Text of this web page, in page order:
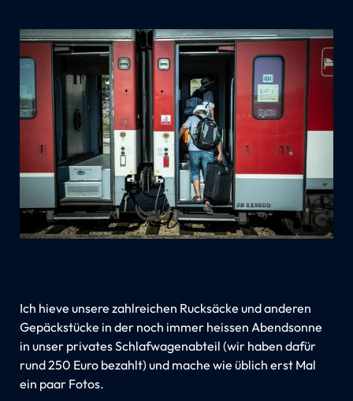
Ich hieve unsere zahlreichen Rucksäcke und anderen
Gepäckstücke in der noch immer heissen Abendsonne
in unser privates Schlafwagenabteil (wir haben dafür
rund 250 Euro bezahlt) und mache wie üblich erst Mal
ein paar Fotos.